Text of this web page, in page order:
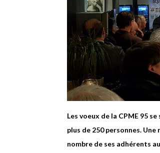
Les voeux de la CPME 95
plus de 250 personnes.
nombre de ses adhérents